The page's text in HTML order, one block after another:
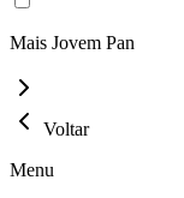
Mais Jovem Pan
Voltar
Menu